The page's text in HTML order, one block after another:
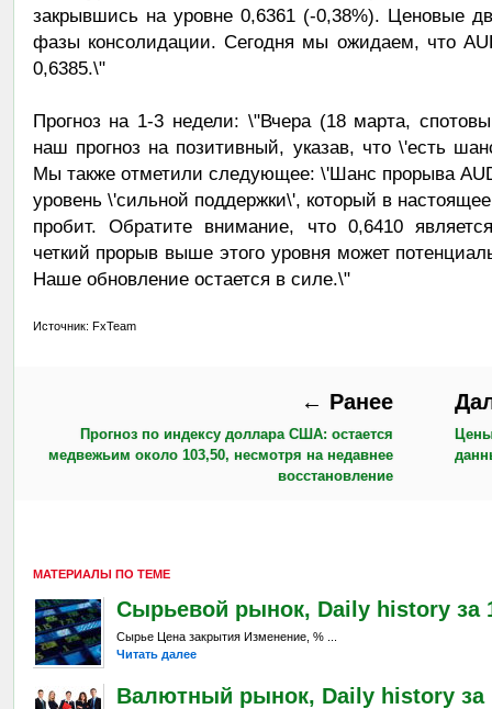
закрывшись на уровне 0,6361 (-0,38%). Ценовые
фазы консолидации. Сегодня мы ожидаем, что
0,6385.\"
Прогноз на 1-3 недели: \"Вчера (18 марта,
наш прогноз на позитивный, указав, что \'есть
Мы также отметили следующее: \'Шанс прорыва
уровень \'сильной поддержки\', который в
пробит. Обратите внимание, что 0,6410
четкий прорыв выше этого уровня может
Наше обновление остается в силе.\"
Источник: FxTeam
← Ранее
Прогноз по индексу доллара США: остается
медвежьим около 103,50, несмотря на недавнее
восстановление
МАТЕРИАЛЫ ПО ТЕМЕ
Сырьевой рынок, Daily history за
Сырье Цена закрытия Изменение, % ...
Читать далее
Валютный рынок, Daily history за